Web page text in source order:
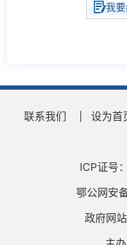
我
联系我们 设为首
ICP证号
鄂公网安
政府网